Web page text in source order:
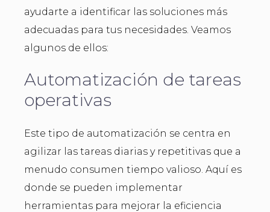
ayudarte a identificar las soluciones más
adecuadas para tus necesidades. Veamos
algunos de ellos:
Automatización de tareas
operativas
Este tipo de automatización se centra en
agilizar las tareas diarias y repetitivas que a
menudo consumen tiempo valioso. Aquí es
donde se pueden implementar
herramientas para mejorar la eficiencia